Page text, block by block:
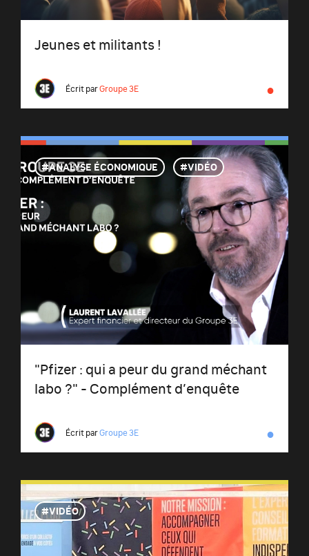
Jeunes et militants !
Écrit parGroupe 3E ●
ANALYSE ÉCONOMIQUE VIDÉO
"Pfizer : qui a peur du grand méchant
labo ?" - Complément d’enquête
Écrit parGroupe 3E ●
VIDÉO